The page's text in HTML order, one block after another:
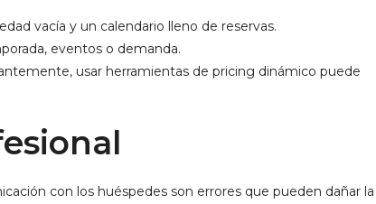
vacía y un calendario lleno de reservas.
eventos o demanda.
usar herramientas de pricing dinámico puede
con los huéspedes son errores que pueden dañar la